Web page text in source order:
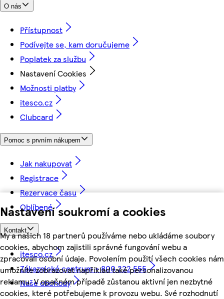
Nastavení soukromí a cookies
My a našich 18 partnerů používáme nebo ukládáme soubory
cookies, abychom zajistili správné fungování webu a
zpracovali osobní údaje. Povolením použití všech cookies nám
umožníte zobrazovat například také personalizovanou
reklamu. V opačném případě zůstanou aktivní jen nezbytné
cookies, které potřebujeme k provozu webu. Své rozhodnutí
O nás
Přístupnost
Podívejte se, kam doručujeme
Poplatek za službu
Nastavení Cookies
Možnosti platby
itesco.cz
Clubcard
Pomoc s prvním nákupem
Jak nakupovat
Registrace
Rezervace času
Oblíbené
Kontakt
itesco.cz
Zákaznické centrum - 800 222 555
Naše obchody